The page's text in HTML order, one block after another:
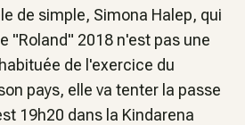
de simple, Simona Halep, qui
"Roland" 2018 n'est pas une
de l'exercice du
pays, elle va tenter la passe
19h20 dans la Kindarena